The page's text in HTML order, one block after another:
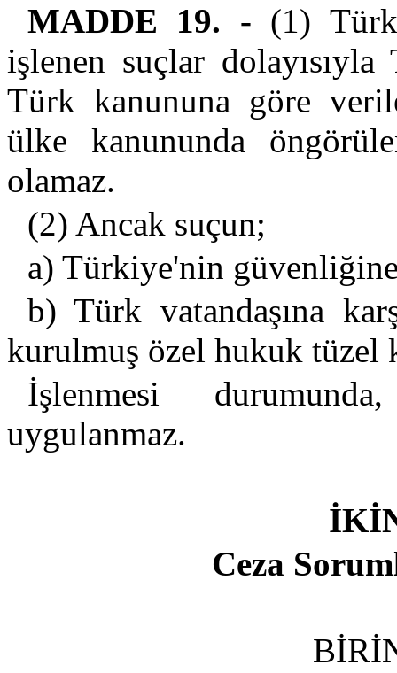
MADDE 19. - (1)
işlenen suçlar dolayısıyla
Türk kanununa göre
ülke kanununda
olamaz.
(2) Ancak suçun;
a) Türkiye'nin güvenliğine
b) Türk vatandaşına
kurulmuş özel hukuk tüzel
İşlenmesi
uygulanmaz.
Ceza